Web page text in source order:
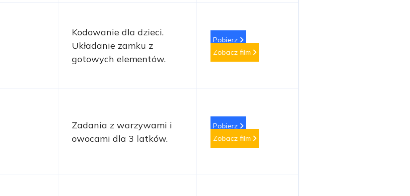
Kodowanie dla dzieci.
Układanie zamku z
gotowych elementów.
Pobierz
Zobacz film
Zadania z warzywami i
owocami dla 3 latków.
Pobierz
Zobacz film